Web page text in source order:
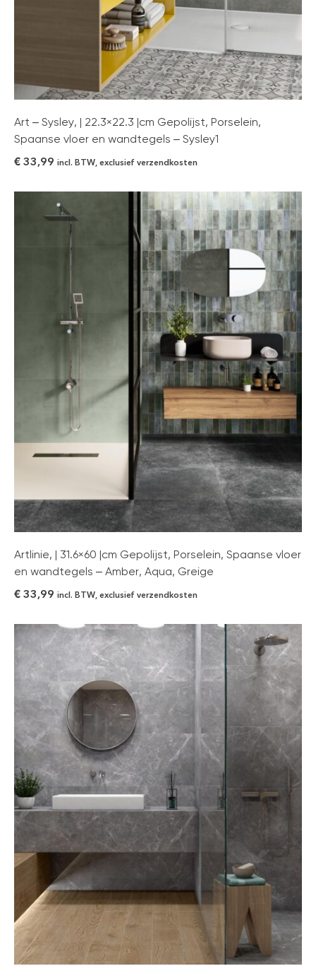
Art – Sysley, | 22.3×22.3 |cm Gepolijst, Porselein,
Spaanse vloer en wandtegels – Sysley1
€ 33,99 incl. BTW, exclusief verzendkosten
Artlinie, | 31.6×60 |cm Gepolijst, Porselein, Spaanse vloer
en wandtegels – Amber, Aqua, Greige
€ 33,99 incl. BTW, exclusief verzendkosten